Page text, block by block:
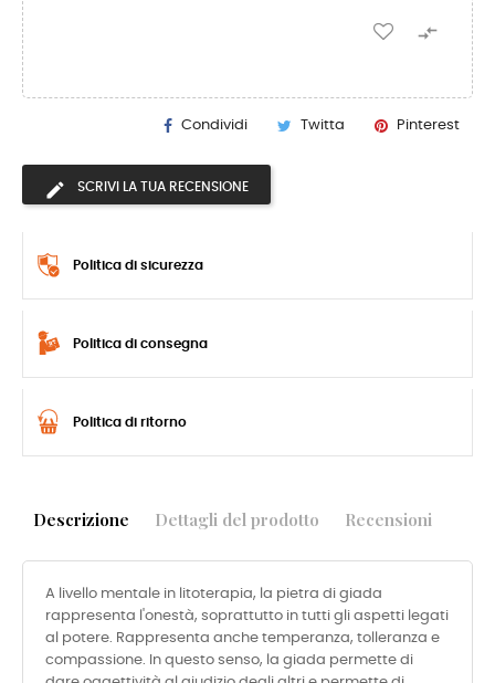

Condividi Twitta Pinterest
SCRIVI LA TUA RECENSIONE
Politica di sicurezza
Politica di consegna
Politica di ritorno
Descrizione Dettagli del prodotto Recensioni
A livello mentale in litoterapia, la pietra di giada
rappresenta l'onestà, soprattutto in tutti gli aspetti legati
al potere. Rappresenta anche temperanza, tolleranza e
compassione. In questo senso, la giada permette di